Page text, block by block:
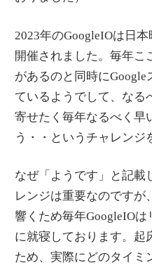
2023年のGoogleIOは日
開催されました。毎年こ
があるのと同時に
ているようでして、なる
寄せたく毎年なるべく早
う・・というチャレンジ
なぜ「ようです」と記載
レンジは重要なのですが
響くため毎年GoogleIO
に就寝しております。起
ため、実際にどのタイミ